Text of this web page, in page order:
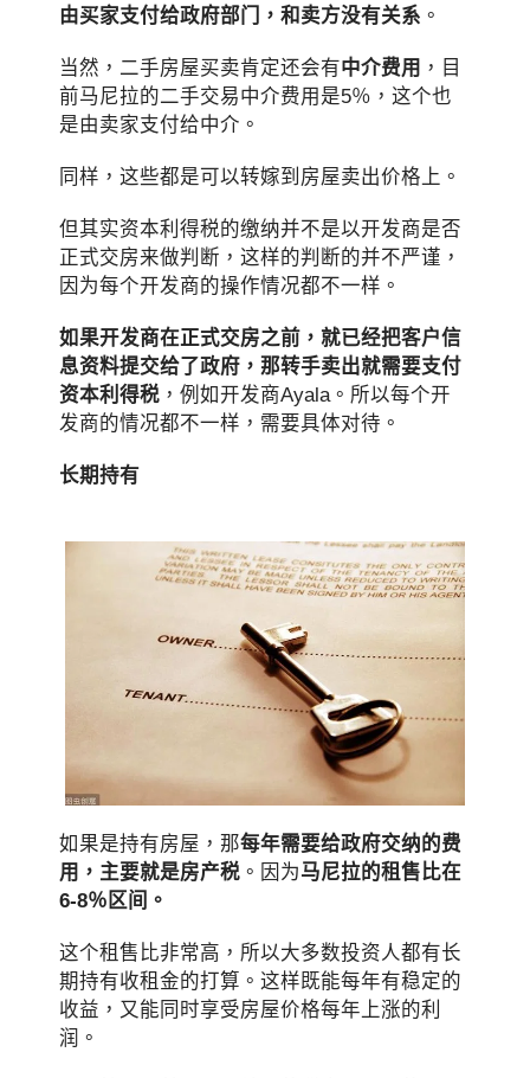
由买家支付给政府部门，和卖方没有关系 。
当然，二手房屋买卖肯定还会有中介费用 ，目
前马尼拉的二手交易中介费用是5％，这个也
是由卖家支付给中介。
同样，这些都是可以转嫁到房屋卖出价格上。
但其实资本利得税的缴纳并不是以开发商是否
正式交房来做判断，这样的判断的并不严谨，
因为每个开发商的操作情况都不一样。
如果开发商在正式交房之前，就已经把客户信
息资料提交给了政府，那转手卖出就需要支付
资本利得税 ，例如开发商Ayala。所以每个开
发商的情况都不一样，需要具体对待。
长期持有
如果是持有房屋，那每年需要给政府交纳的费
用，主要就是房产税 。因为马尼拉的租售比在
6-8％区间。
这个租售比非常高，所以大多数投资人都有长
期持有收租金的打算。这样既能每年有稳定的
收益，又能同时享受房屋价格每年上涨的利
润。